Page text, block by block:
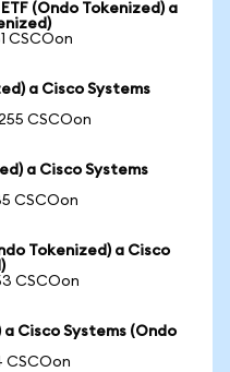
(Ondo Tokenized) a
CSCOon
a Cisco Systems
CSCOon
a Cisco Systems
CSCOon
Tokenized) a Cisco
CSCOon
Cisco Systems (Ondo
CSCOon